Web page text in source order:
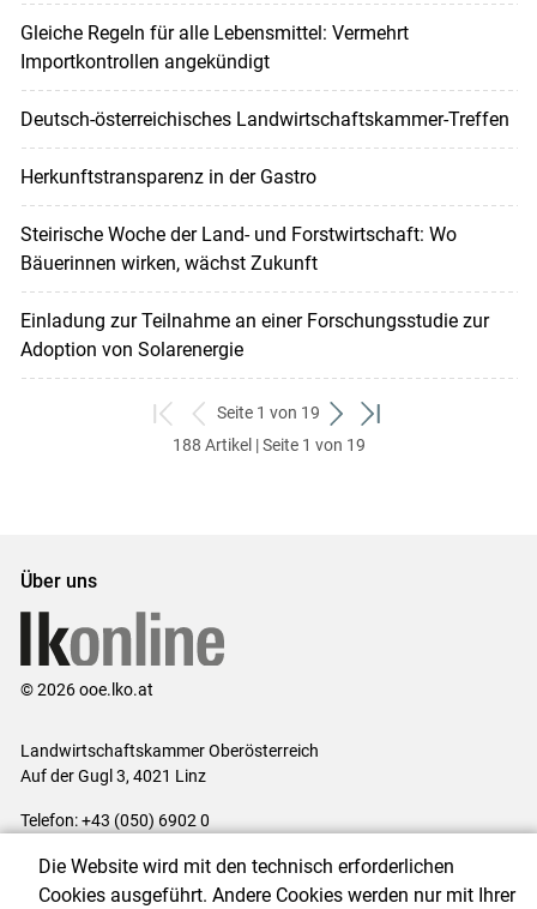
Gleiche Regeln für alle Lebensmittel: Vermehrt
Importkontrollen angekündigt
Deutsch-österreichisches Landwirtschaftskammer-Treffen
Herkunftstransparenz in der Gastro
Steirische Woche der Land- und Forstwirtschaft: Wo
Bäuerinnen wirken, wächst Zukunft
Einladung zur Teilnahme an einer Forschungsstudie zur
Adoption von Solarenergie
zum
ersten
zurück
zum
Seite 1 von 19
weiter
zum
zum
188 Artikel | Seite 1 von 19
Über uns
© 2026 ooe.lko.at
Landwirtschaftskammer Oberösterreich
Auf der Gugl 3, 4021 Linz
Telefon: +43 (050) 6902 0
Impressum|Kontakt|Gewinnspiele|Datenschutzerklärung |
Die Website wird mit den technisch erforderlichen
Cookies ausgeführt. Andere Cookies werden nur mit Ihrer